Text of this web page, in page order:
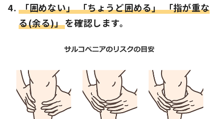
「囲めない」 「ちょうど囲める」 「指が重な
る(余る)」を確認します。